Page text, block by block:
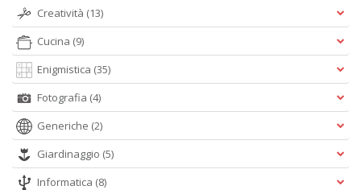
Creatività (13)
Cucina (9)
Enigmistica (35)
Fotografia (4)
Generiche (2)
Giardinaggio (5)
Informatica (8)